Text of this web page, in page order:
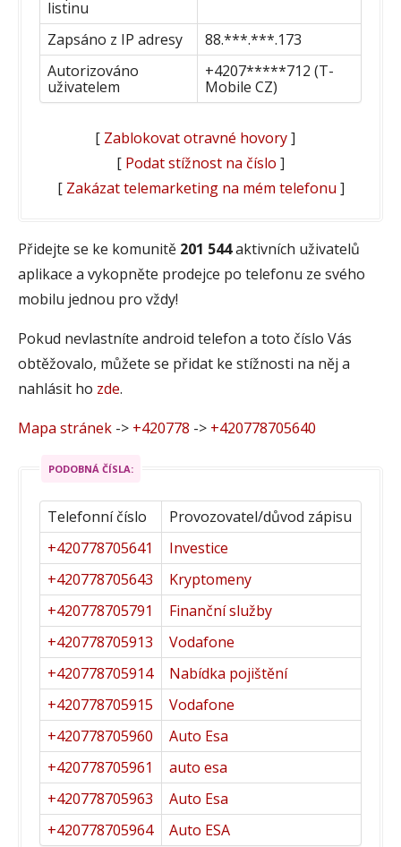
listinu
Zapsáno z IP adresy
88.***.***.173
Autorizováno
uživatelem
+4207*****712 (T-
Mobile CZ)
[ Zablokovat otravné hovory]
[ Podat stížnost na číslo ]
[ Zakázat telemarketing na mém telefonu ]
Přidejte se ke komunitě 201 544aktivních uživatelů
aplikace a vykopněte prodejce po telefonu ze svého
mobilu jednou pro vždy!
Pokud nevlastníte android telefon a toto číslo Vás
obtěžovalo, můžete se přidat ke stížnosti na něj a
nahlásit ho zde.
Mapa stránek -> +420778 -> +420778705640
PODOBNÁ ČÍSLA:
Telefonní číslo
Provozovatel/důvod zápisu
+420778705641
Investice
+420778705643
Kryptomeny
+420778705791
Finanční služby
+420778705913
Vodafone
+420778705914
Nabídka pojištění
+420778705915
Vodafone
+420778705960
Auto Esa
+420778705961
auto esa
+420778705963
Auto Esa
+420778705964
Auto ESA